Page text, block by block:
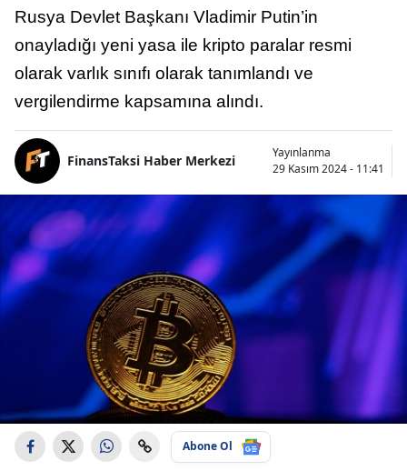
Rusya Devlet Başkanı Vladimir Putin’in
onayladığı yeni yasa ile kripto paralar resmi
olarak varlık sınıfı olarak tanımlandı ve
vergilendirme kapsamına alındı.
FinansTaksi Haber Merkezi
Yayınlanma
29 Kasım 2024 - 11:41
Abone Ol